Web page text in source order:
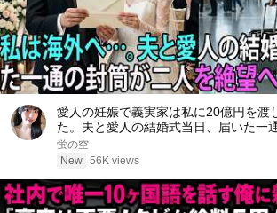
愛人の妊娠で義実家は私に20億円を渡
た。夫と愛人の結婚式当日、届いた一
てを終わらせた――| 感動する話 | スカ
蛍の空
New 56K views